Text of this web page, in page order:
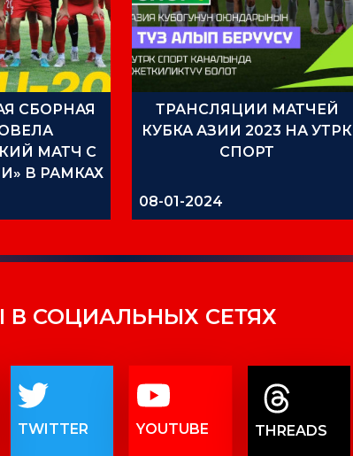
СБОРНАЯ
МАТЧ С
В РАМКАХ
СБОРА
ТРАНСЛЯЦИИ МАТЧЕЙ
КУБКА АЗИИ 2023 НА УТРК
СПОРТ
08-01-2024
В СОЦИАЛЬНЫХ СЕТЯХ
TWITTER YOUTUBE THREADS